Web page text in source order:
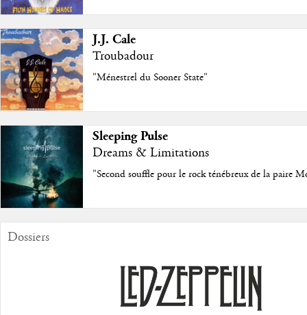
J.J. Cale
Troubadour
"Ménestrel du Sooner State"
Sleeping Pulse
Dreams & Limitations
"Second souffle pour le rock ténébreux de la paire
Dossiers